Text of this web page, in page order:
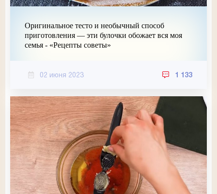
Оригинальное тесто и необычный способ
приготовления — эти булочки обожает вся моя
семья - «Рецепты советы»
02 июня 2023 1 133